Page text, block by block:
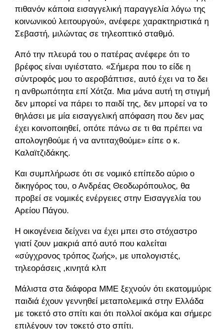
πιθανόν κάποια εισαγγελική παραγγελία λόγω της
κοινωνικού λειτουργού», ανέφερε χαρακτηριστικά η
Σεβαστή, μιλώντας σε τηλεοπτικό σταθμό.
Από την πλευρά του ο πατέρας ανέφερε ότι το
βρέφος είναι υγιέστατο. «Σήμερα που το είδε η
σύντροφός μου το αεροβάπτισε, αυτό έχει να το δει
η ανθρωπότητα επί Χότζα. Μια μάνα αυτή τη στιγμή
δεν μπορεί να πάρει το παιδί της, δεν μπορεί να το
θηλάσει με μία εισαγγελική απόφαση που δεν μας
έχει κοινοποιηθεί, οπότε πάνω σε τι θα πρέπει να
απολογηθούμε ή να αντιταχθούμε» είπε ο κ.
Καλαϊτζιδάκης.
Και συμπλήρωσε ότι σε νομικό επίπεδο αύριο ο
δικηγόρος του, ο Ανδρέας Θεοδωρόπουλος, θα
προβεί σε νομικές ενέργειες στην Εισαγγελία του
Αρείου Πάγου.
Η οικογένεια δείχνει να έχει μπει στο στόχαστρο
γιατί ζουν μακριά από αυτό που καλείται
«σύγχρονος τρόπος ζωής», με υπολογιστές,
τηλεοράσεις ,κινητά κλπ
Μάλιστα στα διάφορα ΜΜΕ ξεχνούν ότι εκατομμύρια
παιδιά έχουν γεννηθεί μεταπολεμικά στην Ελλάδα
με τοκετό στο σπίτι και ότι πολλοί ακόμα και σήμερα
επιλέγουν τον τοκετό στο σπίτι.